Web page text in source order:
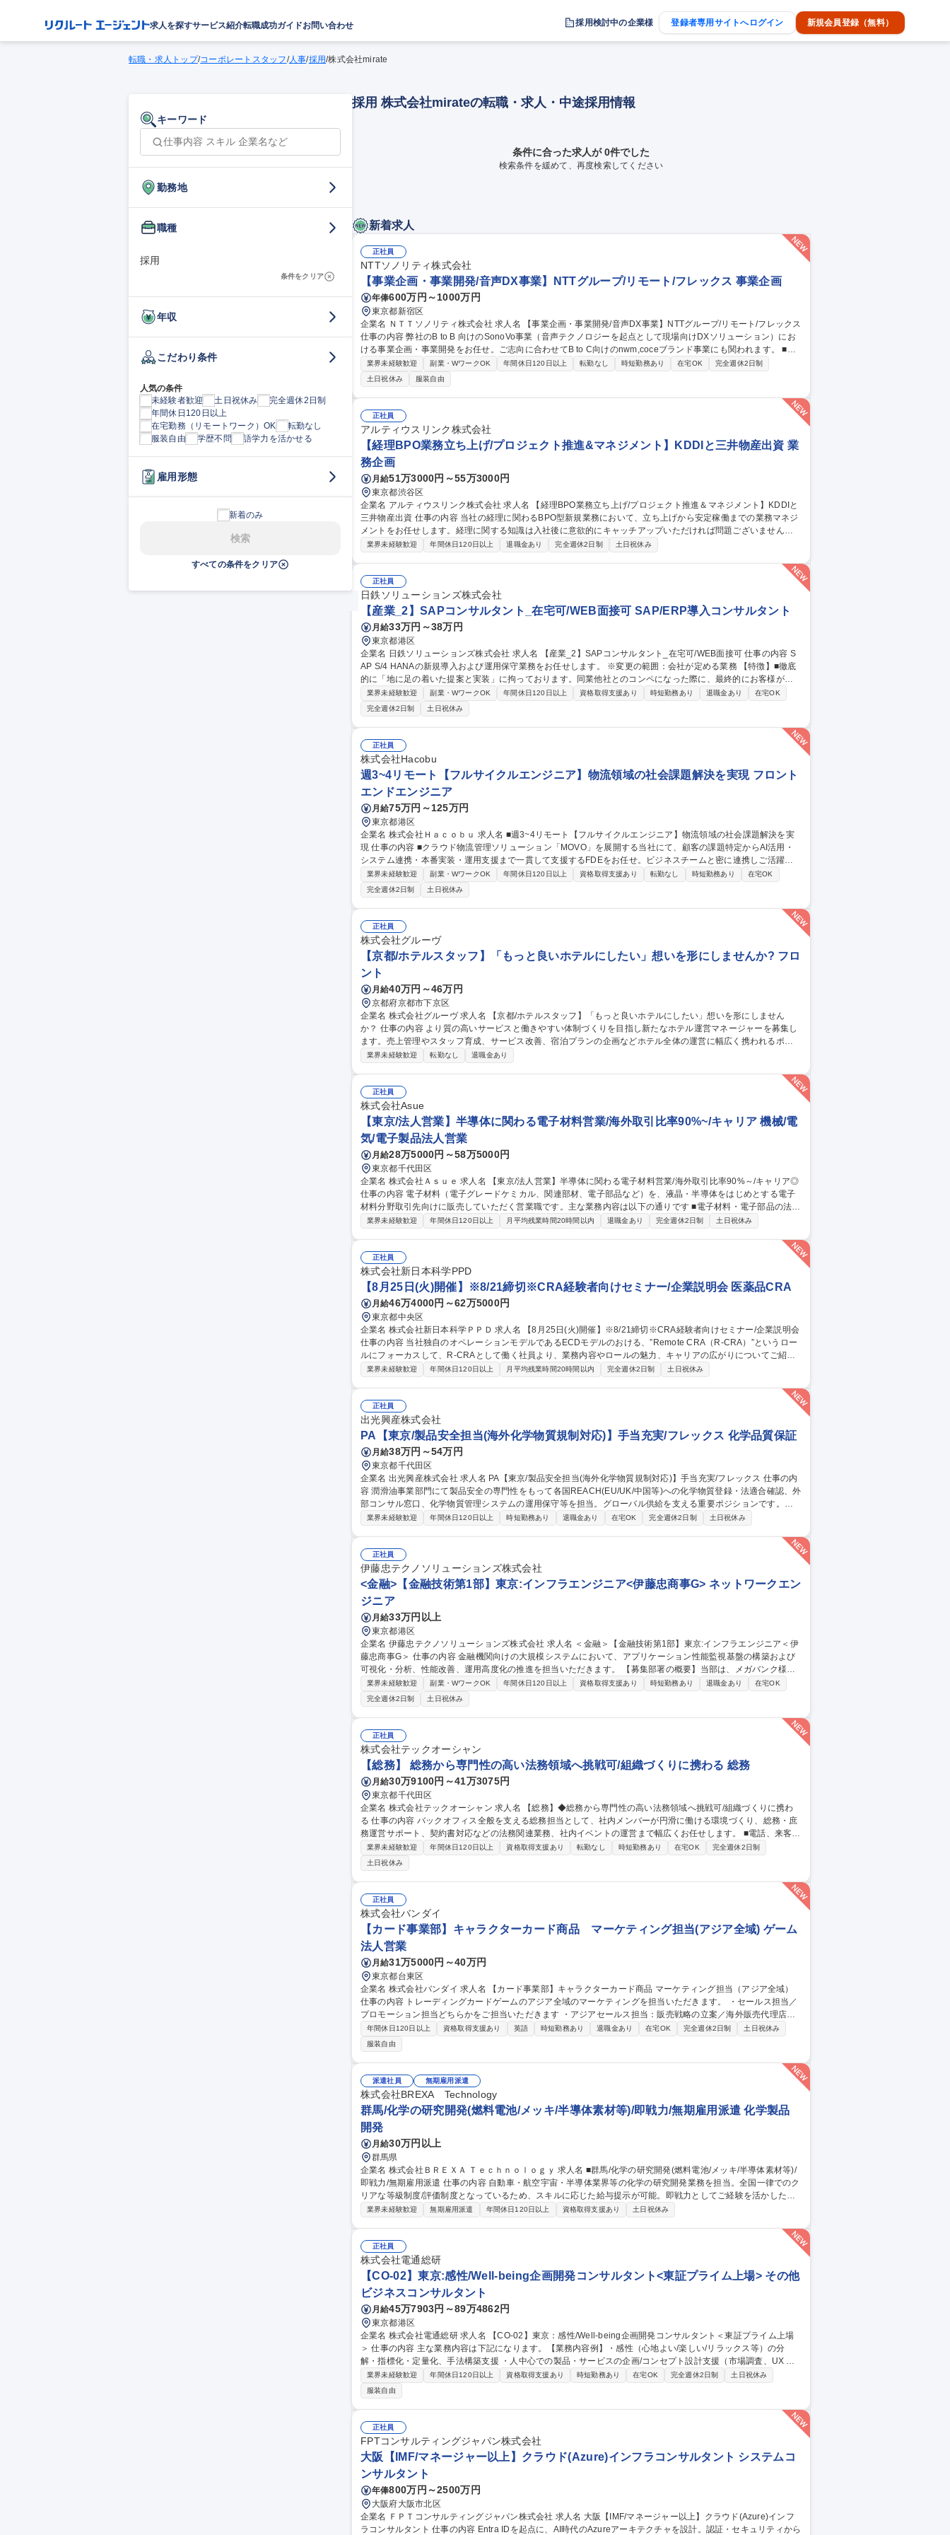
求人を探すサービス紹介転職成功ガイドお問い合わせ 採用検討中の企業様 登録者専用サイトへログイン 新規会員登録（無料）
転職・求人トップ/コーポレートスタッフ/人事/採用/株式会社mirate
キーワード
勤務地
職種
採用
条件をクリア
年収
こだわり条件
人気の条件
未経験者歓迎
土日祝休み
完全週休2日制
年間休日120日以上
在宅勤務（リモートワーク）OK
転勤なし
服装自由
学歴不問 語学力を活かせる
雇用形態
新着のみ
検索
すべての条件をクリア
採用 株式会社mirateの転職・求人・中途採用情報
条件に合った求人が 0件でした
検索条件を緩めて、再度検索してください
新着求人
正社員
NTTソノリティ株式会社
【事業企画・事業開発/音声DX事業】NTTグループ/リモート/フレックス 事業企画
年俸600万円～1000万円
東京都新宿区
企業名 ＮＴＴソノリティ株式会社 求人名 【事業企画・事業開発/音声DX事業】NTTグループ/リモート/フレックス
仕事の内容 弊社のB to B 向けのSonoVo事業（音声テクノロジーを起点として現場向けDXソリューション）にお
ける事業企画・事業開発をお任せ。ご志向に合わせてB to C向けのnwm,coceブランド事業にも関われます。 ■事
業戦略・マーケティング戦略の立案および実行 ■アライアンス・パートナーシップの開拓および推進 ■プロダクト
フィードバックとクロスファンクショナルな連携 ■事業KPIの策定・管理と業務プロセスの仕組み化 募集職種
【事業企画・事業開発/音声DX事業】NTTグループ/リモート/フレックス
業界未経験歓迎 副業・WワークOK 年間休日120日以上 転勤なし 時短勤務あり 在宅OK
完全週休2日制
土日祝休み
服装自由
正社員
アルティウスリンク株式会社
【経理BPO業務立ち上げ/プロジェクト推進&マネジメント】KDDIと三井物産出資 業
務企画
月給51万3000円～55万3000円
東京都渋谷区
企業名 アルティウスリンク株式会社 求人名 【経理BPO業務立ち上げ/プロジェクト推進＆マネジメント】KDDIと
三井物産出資 仕事の内容 当社の経理に関わるBPO型新規業務において、立ち上げから安定稼働までの業務マネジ
メントをお任せします。経理に関する知識は入社後に意欲的にキャッチアップいただければ問題ございません。
当社では現在、コーポレートバックオフィスのBPO業務について業務拡大、新規受注を会社の重要な柱として進
ー・SLA・KPIを定義・実装・安定稼働までを推進し立上げチームの組成・教育・品質保証を担い、初期課題の迅
速解決を図って頂ける方を募集します。 募集職種 【経理BPO業務立ち上げ/プロジェクト推進＆マネジメント】K
DDIと三井物産出資
業界未経験歓迎 年間休日120日以上 退職金あり 完全週休2日制 土日祝休み
正社員
日鉄ソリューションズ株式会社
【産業_2】SAPコンサルタント_在宅可/WEB面接可 SAP/ERP導入コンサルタント
月給33万円～38万円
東京都港区
企業名 日鉄ソリューションズ株式会社 求人名 【産業_2】SAPコンサルタント_在宅可/WEB面接可 仕事の内容 S
AP S/4 HANAの新規導入および運用保守業務をお任せします。 ※変更の範囲：会社が定める業務 【特徴】■徹底
的に「地に足の着いた提案と実装」に拘っております。同業他社とのコンペになった際に、最終的にお客様が当
社を選んでいただける理由の多数は「業務とシステム理解度の深さ」と「システム実装力の高さ」です。技術力
に拘り、お客様と一緒になって最後までやり遂げる姿勢が当社らしさです。■メンバーを尊重し、支えあう文化が
浸透しています。離職率も低く、中長期で働きやすい環境です。 募集職種 【産業_2】SAPコンサルタント_在宅
可/WEB面接可
業界未経験歓迎 副業・WワークOK 年間休日120日以上 資格取得支援あり 時短勤務あり 退職金あり
在宅OK
完全週休2日制
土日祝休み
正社員
株式会社Hacobu
週3~4リモート【フルサイクルエンジニア】物流領域の社会課題解決を実現 フロント
エンドエンジニア
月給75万円～125万円
東京都港区
企業名 株式会社Ｈａｃｏｂｕ 求人名 ■週3~4リモート【フルサイクルエンジニア】物流領域の社会課題解決を実
現 仕事の内容 ■クラウド物流管理ソリューション「MOVO」を展開する当社にて、顧客の課題特定からAI活用・
システム連携・本番実装・運用支援まで一貫して支援するFDEをお任せ。ビジネスチームと密に連携しご活躍い
ただきます。 【詳細】■顧客へのヒアリングと業務分析による課題定義 ■AIワークフロー構築やLLM活用による自
動化の設計・実装 ■MOVOと基幹システムの連携設計および導入・運用支援 ■小規模チームのテックリードとして
の技術的意思決定 【仕事の魅力】単なる受託開発ではなく、社会インパクトの大きい物流課題に対し、生成AIな
どの先進技術を用いて上流から本番運用まで一貫して携われます。 募集職種 ■週3~4リモート【フルサイクルエン
ジニア】物流領域の社会課題解決を実現
業界未経験歓迎 副業・WワークOK 年間休日120日以上 資格取得支援あり 転勤なし 時短勤務あり
在宅OK
完全週休2日制
土日祝休み
正社員
株式会社グルーヴ
【京都/ホテルスタッフ】「もっと良いホテルにしたい」想いを形にしませんか? フロ
ント
月給40万円～46万円
京都府京都市下京区
企業名 株式会社グルーヴ 求人名 【京都/ホテルスタッフ】「もっと良いホテルにしたい」想いを形にしません
か？ 仕事の内容 より質の高いサービスと働きやすい体制づくりを目指し新たなホテル運営マネージャーを募集し
ます。売上管理やスタッフ育成、サービス改善、宿泊プランの企画などホテル全体の運営に幅広く携われるポジ
ションです。 ＞＞仕事内容＜＜ ホテル運営全般をお任せします！ ■ホテル全体の運営管理 ■アルバイトスタッフ
上に向けた改善 ■施設/設備の維持管理 ■地域との連携やイベント企画 ■フロント業務のフォロー ■安全/衛生管理 ■
本社との連携 ■備品等の在庫管理/発注業務 ■電話/メール対応 ■清掃業務など 募集職種 【京都/ホテルスタッフ】
「もっと良いホテルにしたい」想いを形にしませんか？
業界未経験歓迎 転勤なし 退職金あり
正社員
株式会社Asue
【東京/法人営業】半導体に関わる電子材料営業/海外取引比率90%~/キャリア 機械/電
気/電子製品法人営業
月給28万5000円～58万5000円
東京都千代田区
企業名 株式会社Ａｓｕｅ 求人名 【東京/法人営業】半導体に関わる電子材料営業/海外取引比率90%～/キャリア◎
仕事の内容 電子材料（電子グレードケミカル、関連部材、電子部品など）を、液晶・半導体をはじめとする電子
材料分野取引先向けに販売していただく営業職です。主な業務内容は以下の通りです ■電子材料・電子部品の法人
営業：既存得意先へのルート営業を中心に担当。顧客ニーズのヒアリング、製品提案、価格・条件交渉、新規取
材料加工や製造条件に関する調整業務 ■電子グレード材料特有の管理業務：納入期限・使用期限などの期限管理
専用（特注）商品の製造数量について取引先との協議 募集職種 【東京/法人営業】半導体に関わる電子材料営業/
海外取引比率90%～/キャリア◎
業界未経験歓迎 年間休日120日以上 月平均残業時間20時間以内 退職金あり 完全週休2日制 土日祝休み
正社員
株式会社新日本科学PPD
【8月25日(火)開催】※8/21締切※CRA経験者向けセミナー/企業説明会 医薬品CRA
月給46万4000円～62万5000円
東京都中央区
企業名 株式会社新日本科学ＰＰＤ 求人名 【8月25日(火)開催】※8/21締切※CRA経験者向けセミナー/企業説明会
仕事の内容 当社独自のオペレーションモデルであるECDモデルのおける、”Remote CRA（R-CRA）”というロー
ルにフォーカスして、R-CRAとして働く社員より、業務内容やロールの魅力、キャリアの広がりについてご紹介
します。 日時:2026年8月25日(火) 19：00～20：00/形式:Teams *CRA経験を活かし、新たな役割にチャレンジし
験を中心に展開しており、外部就業後も豊富なプロジェクトと充実したサポート体制のもと、様々なキャリアへ
業界未経験歓迎 年間休日120日以上 月平均残業時間20時間以内 完全週休2日制 土日祝休み
正社員
出光興産株式会社
PA【東京/製品安全担当(海外化学物質規制対応)】手当充実/フレックス 化学品質保証
月給38万円～54万円
東京都千代田区
企業名 出光興産株式会社 求人名 PA【東京/製品安全担当(海外化学物質規制対応)】手当充実/フレックス 仕事の内
容 潤滑油事業部門にて製品安全の専門性をもって各国REACH(EU/UK/中国等)への化学物質登録・法適合確認、外
部コンサル窓口、化学物質管理システムの運用保守等を担当。グローバル供給を支える重要ポジションです。
【業務詳細】■各国REACH(EU, UK, トルコ, 中国, 韓国, 台湾)への化学物質登録等の対■各国輸入実績数量の集計
リア】部門内に研究・製造・販売・サプライチェーンを擁し、将来的には専門職の極みだけでなく海外拠点や他
部門のマネジャーなど柔軟なキャリア形成が可能です。 募集職種 PA【東京/製品安全担当(海外化学物質規制対
応)】手当充実/フレックス
業界未経験歓迎 年間休日120日以上 時短勤務あり 退職金あり 在宅OK 完全週休2日制 土日祝休み
正社員
伊藤忠テクノソリューションズ株式会社
<金融>【金融技術第1部】東京:インフラエンジニア<伊藤忠商事G> ネットワークエン
ジニア
月給33万円以上
東京都港区
企業名 伊藤忠テクノソリューションズ株式会社 求人名 ＜金融＞【金融技術第1部】東京:インフラエンジニア＜伊
藤忠商事G＞ 仕事の内容 金融機関向けの大規模システムにおいて、アプリケーション性能監視基盤の構築および
可視化・分析、性能改善、運用高度化の推進を担当いただきます。 【募集部署の概要】当部は、メガバンク様向
けのインフラ領域（サーバ／クラウド）における開発を専門とする部署です。プライムベンダーとして、提案・
設計・構築から運用引継ぎまで一気通貫で対応しており、オンプレミスからクラウドまで幅広い技術領域を扱っ
ています。 エンジニアが着実にスキルを積み上げ、将来的にPL・PMとして活躍できる人材を継続的に育成する
ことをミッションとしています。 募集職種 ＜金融＞【金融技術第1部】東京:インフラエンジニア＜伊藤忠商事G
＞
業界未経験歓迎 副業・WワークOK 年間休日120日以上 資格取得支援あり 時短勤務あり 退職金あり
在宅OK
完全週休2日制
土日祝休み
正社員
株式会社テックオーシャン
【総務】 総務から専門性の高い法務領域へ挑戦可/組織づくりに携わる 総務
月給30万9100円～41万3075円
東京都千代田区
企業名 株式会社テックオーシャン 求人名 【総務】◆総務から専門性の高い法務領域へ挑戦可/組織づくりに携わ
る 仕事の内容 バックオフィス全般を支える総務担当として、社内メンバーが円滑に働ける環境づくり、総務・庶
務運営サポート、契約書対応などの法務関連業務、社内イベントの運営まで幅広くお任せします。 ■電話、来客、
宅急便・郵送物の対応および管理 ■オフィス備品の管理・発注、快適なオフィス環境の整備・改善 ■社内イベント
の企画・運営サポート、新入社員の入社準備 ■委託先情報、契約書、覚書等の管理・一次修正対応のサポート ■社
内各種申請の受付・管理業務、データ管理・書類作成 ■他部署（マーケ、営業、PdM等）からの問い合わせ対応・
調整など 募集職種 【総務】◆総務から専門性の高い法務領域へ挑戦可/組織づくりに携わる
業界未経験歓迎 年間休日120日以上 資格取得支援あり 転勤なし 時短勤務あり 在宅OK
完全週休2日制
土日祝休み
正社員
株式会社バンダイ
【カード事業部】キャラクターカード商品 マーケティング担当(アジア全域) ゲーム
法人営業
月給31万5000円～40万円
東京都台東区
企業名 株式会社バンダイ 求人名 【カード事業部】キャラクターカード商品 マーケティング担当（アジア全域）
仕事の内容 トレーディングカードゲームのアジア全域のマーケティングを担当いただきます。 ・セールス担当／
プロモーション担当どちらかをご担当いただきます ・アジアセールス担当：販売戦略の立案／海外販売代理店に
向けた営業／各種分析 ・アジアプロモーション担当：プロモーション戦略の立案／実行／分析 募集職種 【カード
事業部】キャラクターカード商品 マーケティング担当（アジア全域）
年間休日120日以上 資格取得支援あり 英語 時短勤務あり 退職金あり 在宅OK 完全週休2日制
土日祝休み
服装自由
派遣社員 無期雇用派遣
株式会社BREXA Technology
群馬/化学の研究開発(燃料電池/メッキ/半導体素材等)/即戦力/無期雇用派遣 化学製品
開発
月給30万円以上
群馬県
企業名 株式会社ＢＲＥＸＡ Ｔｅｃｈｎｏｌｏｇｙ 求人名 ■群馬/化学の研究開発(燃料電池/メッキ/半導体素材等)/
即戦力/無期雇用派遣 仕事の内容 自動車・航空宇宙・半導体業界等の化学の研究開発業務を担当。全国一律でのク
リアな等級制度/評価制度となっているため、スキルに応じた給与提示が可能。即戦力としてご経験を活かした活
躍を期待します。 【案件例】燃料電池の開発業務、メッキ液の解析・材料分析業務、化学素材・化学合成品の調
ら、案件情報を確認いただけます。選考を通しても、具体的に案件の相談が可能となりますので、ご希望をお伝
えいただけますと幸いです。 https://engineering-technology.brexa.com/job/ 募集職種 ■群馬/化学の研究開発(燃
料電池/メッキ/半導体素材等)/即戦力/無期雇用派遣
業界未経験歓迎 無期雇用派遣 年間休日120日以上 資格取得支援あり 土日祝休み
正社員
株式会社電通総研
【CO-02】東京:感性/Well-being企画開発コンサルタント<東証プライム上場> その他
ビジネスコンサルタント
月給45万7903円～89万4862円
東京都港区
企業名 株式会社電通総研 求人名 【CO-02】東京：感性/Well-being企画開発コンサルタント＜東証プライム上場
＞ 仕事の内容 主な業務内容は下記になります。【業務内容例】・感性（心地よい/楽しい/リラックス等）の分
解・指標化・定量化、手法構築支援 ・人中心での製品・サービスの企画/コンセプト設計支援（市場調査、UX 設
計、プロトタイピング等）・感性に関する業務設計コンサル、開発プロセス改善支援・人の特性/感性/Well-being
に関する調査研究、手法開発と発信【プロジェクト事例】・自動車：快適性の指標化～予測モデル構築、業務プ
ロセス定義まで支援・製品企画：市場調査～UX設計～アイデア創出～試作を共同実施・従業員Well-being：Well-
beingをサポートするAIコーチ、Well-beingの尺度と要因分析手法の開発 募集職種 【CO-02】東京：感性/Well-b
eing企画開発コンサルタント＜東証プライム上場＞
業界未経験歓迎 年間休日120日以上 資格取得支援あり 時短勤務あり 在宅OK 完全週休2日制
土日祝休み
服装自由
正社員
FPTコンサルティングジャパン株式会社
大阪【IMF/マネージャー以上】クラウド(Azure)インフラコンサルタント システムコ
ンサルタント
年俸800万円～2500万円
大阪府大阪市北区
企業名 ＦＰＴコンサルティングジャパン株式会社 求人名 大阪【IMF/マネージャー以上】クラウド(Azure)インフ
ラコンサルタント 仕事の内容 Entra IDを起点に、AI時代のAzureアーキテクチャを設計。認証・セキュリティから